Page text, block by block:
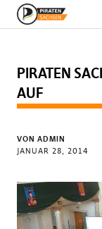
PIRATEN
AUF
VON ADMIN
JANUAR 28, 2014